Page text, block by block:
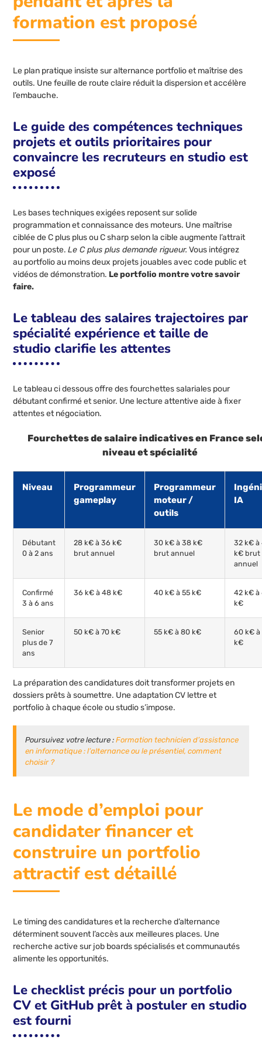
formation est proposé
Le plan pratique insiste sur alternance portfolio et maîtrise des
outils. Une feuille de route claire réduit la dispersion et accélère
l’embauche.
Le guide des compétences techniques
projets et outils prioritaires pour
convaincre les recruteurs en studio est
exposé
Les bases techniques exigées reposent sur solide
programmation et connaissance des moteurs. Une maîtrise
ciblée de C plus plus ou C sharp selon la cible augmente l’attrait
pour un poste.Le C plus plus demande rigueur. Vous intégrez
au portfolio au moins deux projets jouables avec code public et
vidéos de démonstration. Le portfolio montre votre savoir
faire.
Le tableau des salaires trajectoires par
spécialité expérience et taille de
studio clarifie les attentes
Le tableau ci dessous offre des fourchettes salariales pour
débutant confirmé et senior. Une lecture attentive aide à fixer
attentes et négociation.
Fourchettes de salaire indicatives en France
niveau et spécialité
Niveau
Programmeur
gameplay
Programmeur
moteur /
outils
IA
Débutant
0 à 2 ans
28 k€ à 36 k€
brut annuel
30 k€ à 38 k€
brut annuel
32 k€ à
k€ brut
annuel
Confirmé
3 à 6 ans
36 k€ à 48 k€ 40 k€ à 55 k€
42 k€ à
k€
Senior
plus de 7
ans
50 k€ à 70 k€ 55 k€ à 80 k€
60 k€ à
k€
La préparation des candidatures doit transformer projets en
dossiers prêts à soumettre. Une adaptation CV lettre et
portfolio à chaque école ou studio s’impose.
Poursuivez votre lecture :Formation technicien d’assistance
en informatique : l’alternance ou le présentiel, comment
choisir ?
Le mode d’emploi pour
candidater financer et
construire un portfolio
attractif est détaillé
Le timing des candidatures et la recherche d’alternance
déterminent souvent l’accès aux meilleures places. Une
recherche active sur job boards spécialisés et communautés
alimente les opportunités.
Le checklist précis pour un portfolio
CV et GitHub prêt à postuler en studio
est fourni